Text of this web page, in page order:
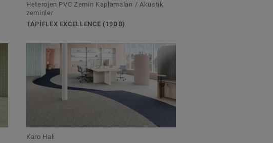
Heterojen PVC Zemin Kaplamaları / Akustik
zeminler
TAPIFLEX EXCELLENCE (19DB)
Karo Halı